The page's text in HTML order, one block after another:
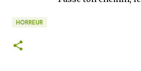
HORREUR